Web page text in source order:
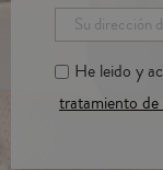
He leido y
tratamiento de